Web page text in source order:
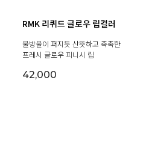
RMK 리퀴드 글로우 립컬러
물방울이 퍼지듯 산뜻하고 촉촉한
프레시 글로우 피니시 립
42,000